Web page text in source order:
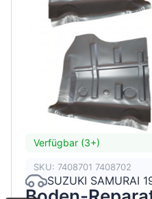
Verfügbar (3+)
SKU: 7408701 7408702
SUZUKI SAMURAI